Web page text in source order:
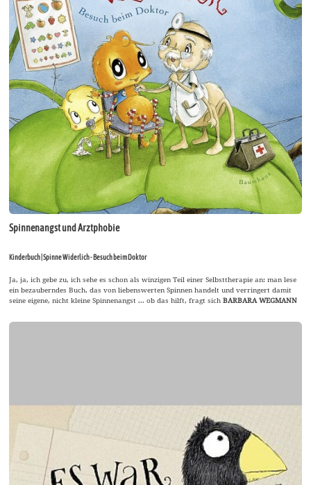
Spinnenangst und Arztphobie
Kinderbuch | Spinne Widerlich - Besuch beim Doktor
Ja, ja, ich gebe zu, ich sehe es schon als winzigen Teil einer Selbsttherapie an: man lese
ein bezauberndes Buch, das von liebenswerten Spinnen handelt und verringert damit
seine eigene, nicht kleine Spinnenangst ... ob das hilft, fragt sichBARBARA WEGMANN